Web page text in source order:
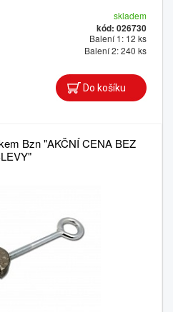
skladem
kód: 026730
Balení 1: 12 ks
Balení 2: 240 ks
Bzn "AKČNÍ CENA BEZ